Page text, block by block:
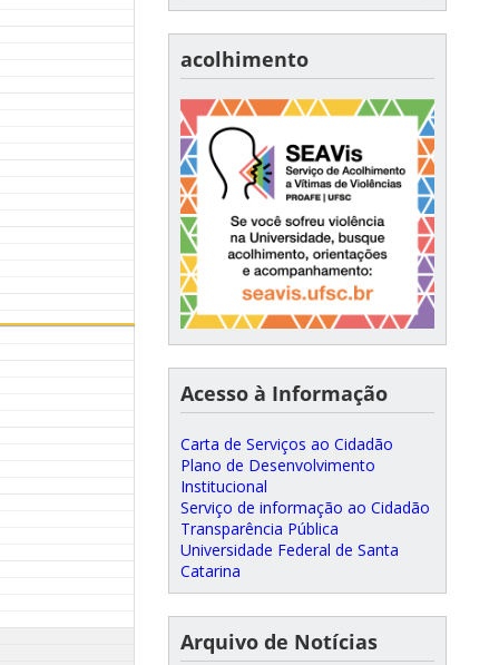
acolhimento
Acesso à Informação
Carta de Serviços ao Cidadão
Plano de Desenvolvimento
Institucional
Serviço de informação ao Cidadão
Transparência Pública
Universidade Federal de Santa
Catarina
Arquivo de Notícias